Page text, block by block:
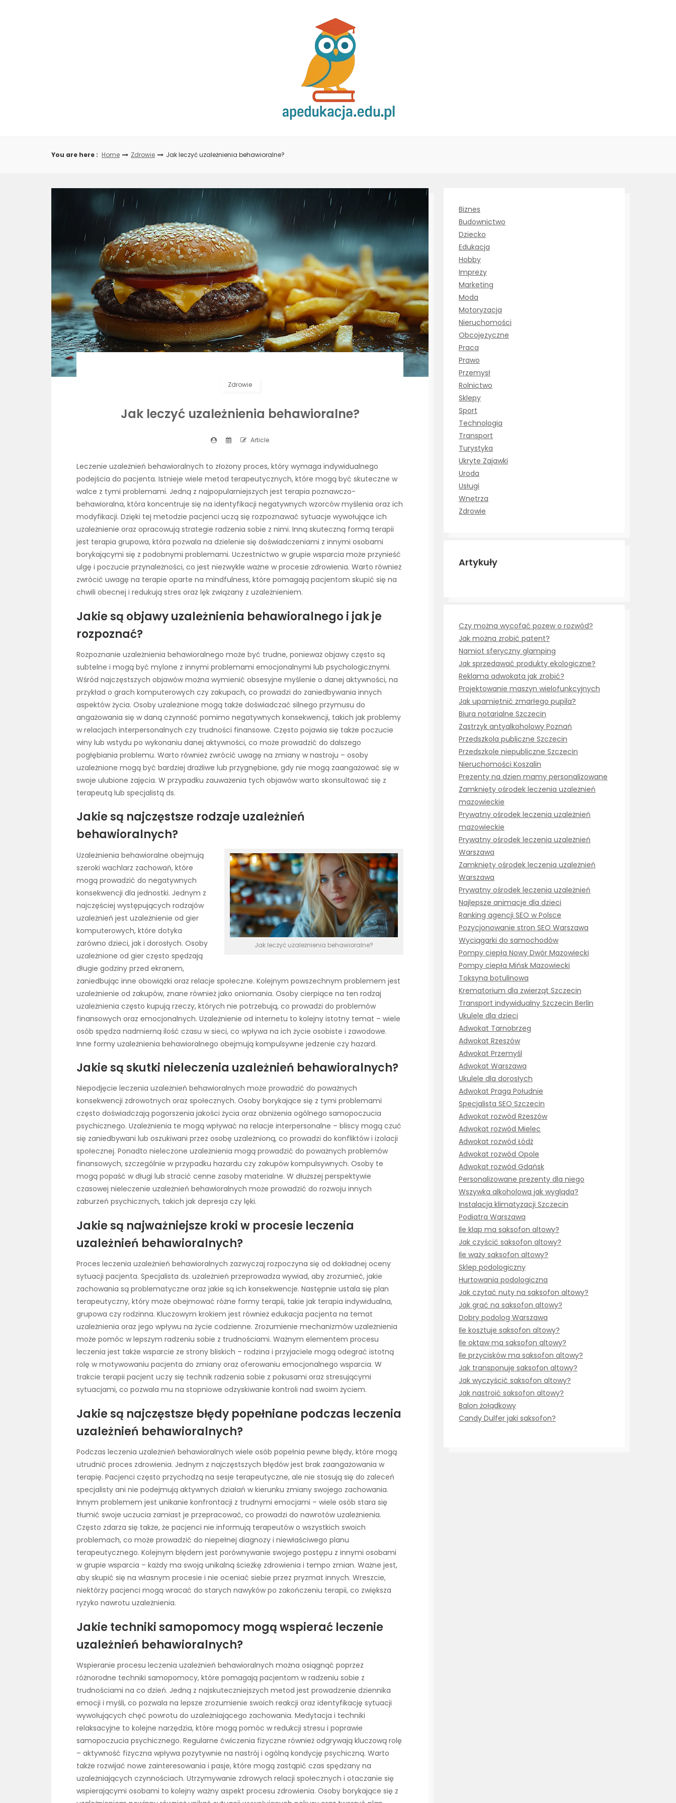
You are here : Home Zdrowie Jak leczyć uzależnienia behawioralne?
Zdrowie
Jak leczyć uzależnienia behawioralne?
Article
Leczenie uzależnień behawioralnych to złożony proces, który wymaga indywidualnego
podejścia do pacjenta. Istnieje wiele metod terapeutycznych, które mogą być skuteczne w
walce z tymi problemami. Jedną z najpopularniejszych jest terapia poznawczo-
behawioralna, która koncentruje się na identyfikacji negatywnych wzorców myślenia oraz ich
modyfikacji. Dzięki tej metodzie pacjenci uczą się rozpoznawać sytuacje wywołujące ich
uzależnienie oraz opracowują strategie radzenia sobie z nimi. Inną skuteczną formą terapii
jest terapia grupowa, która pozwala na dzielenie się doświadczeniami z innymi osobami
borykającymi się z podobnymi problemami. Uczestnictwo w grupie wsparcia może przynieść
ulgę i poczucie przynależności, co jest niezwykle ważne w procesie zdrowienia. Warto również
zwrócić uwagę na terapie oparte na mindfulness, które pomagają pacjentom skupić się na
chwili obecnej i redukują stres oraz lęk związany z uzależnieniem.
Jakie są objawy uzależnienia behawioralnego i jak je
rozpoznać?
Rozpoznanie uzależnienia behawioralnego może być trudne, ponieważ objawy często są
subtelne i mogą być mylone z innymi problemami emocjonalnymi lub psychologicznymi.
Wśród najczęstszych objawów można wymienić obsesyjne myślenie o danej aktywności, na
przykład o grach komputerowych czy zakupach, co prowadzi do zaniedbywania innych
aspektów życia. Osoby uzależnione mogą także doświadczać silnego przymusu do
angażowania się w daną czynność pomimo negatywnych konsekwencji, takich jak problemy
w relacjach interpersonalnych czy trudności finansowe. Często pojawia się także poczucie
winy lub wstydu po wykonaniu danej aktywności, co może prowadzić do dalszego
pogłębiania problemu. Warto również zwrócić uwagę na zmiany w nastroju – osoby
uzależnione mogą być bardziej drażliwe lub przygnębione, gdy nie mogą zaangażować się w
swoje ulubione zajęcia. W przypadku zauważenia tych objawów warto skonsultować się z
terapeutą lub specjalistą ds.
Jakie są najczęstsze rodzaje uzależnień
behawioralnych?
Jak leczyć uzależnienia behawioralne?
Uzależnienia behawioralne obejmują
szeroki wachlarz zachowań, które
mogą prowadzić do negatywnych
konsekwencji dla jednostki. Jednym z
najczęściej występujących rodzajów
uzależnień jest uzależnienie od gier
komputerowych, które dotyka
zarówno dzieci, jak i dorosłych. Osoby
uzależnione od gier często spędzają
długie godziny przed ekranem,
zaniedbując inne obowiązki oraz relacje społeczne. Kolejnym powszechnym problemem jest
uzależnienie od zakupów, znane również jako oniomania. Osoby cierpiące na ten rodzaj
uzależnienia często kupują rzeczy, których nie potrzebują, co prowadzi do problemów
finansowych oraz emocjonalnych. Uzależnienie od internetu to kolejny istotny temat – wiele
osób spędza nadmierną ilość czasu w sieci, co wpływa na ich życie osobiste i zawodowe.
Inne formy uzależnienia behawioralnego obejmują kompulsywne jedzenie czy hazard.
Jakie są skutki nieleczenia uzależnień behawioralnych?
Niepodjęcie leczenia uzależnień behawioralnych może prowadzić do poważnych
konsekwencji zdrowotnych oraz społecznych. Osoby borykające się z tymi problemami
często doświadczają pogorszenia jakości życia oraz obniżenia ogólnego samopoczucia
psychicznego. Uzależnienia te mogą wpływać na relacje interpersonalne – bliscy mogą czuć
się zaniedbywani lub oszukiwani przez osobę uzależnioną, co prowadzi do konfliktów i izolacji
społecznej. Ponadto nieleczone uzależnienia mogą prowadzić do poważnych problemów
finansowych, szczególnie w przypadku hazardu czy zakupów kompulsywnych. Osoby te
mogą popaść w długi lub stracić cenne zasoby materialne. W dłuższej perspektywie
czasowej nieleczenie uzależnień behawioralnych może prowadzić do rozwoju innych
zaburzeń psychicznych, takich jak depresja czy lęki.
Jakie są najważniejsze kroki w procesie leczenia
uzależnień behawioralnych?
Proces leczenia uzależnień behawioralnych zazwyczaj rozpoczyna się od dokładnej oceny
sytuacji pacjenta. Specjalista ds. uzależnień przeprowadza wywiad, aby zrozumieć, jakie
zachowania są problematyczne oraz jakie są ich konsekwencje. Następnie ustala się plan
terapeutyczny, który może obejmować różne formy terapii, takie jak terapia indywidualna,
grupowa czy rodzinna. Kluczowym krokiem jest również edukacja pacjenta na temat
uzależnienia oraz jego wpływu na życie codzienne. Zrozumienie mechanizmów uzależnienia
może pomóc w lepszym radzeniu sobie z trudnościami. Ważnym elementem procesu
leczenia jest także wsparcie ze strony bliskich – rodzina i przyjaciele mogą odegrać istotną
rolę w motywowaniu pacjenta do zmiany oraz oferowaniu emocjonalnego wsparcia. W
trakcie terapii pacjent uczy się technik radzenia sobie z pokusami oraz stresującymi
sytuacjami, co pozwala mu na stopniowe odzyskiwanie kontroli nad swoim życiem.
Jakie są najczęstsze błędy popełniane podczas leczenia
uzależnień behawioralnych?
Podczas leczenia uzależnień behawioralnych wiele osób popełnia pewne błędy, które mogą
utrudnić proces zdrowienia. Jednym z najczęstszych błędów jest brak zaangażowania w
terapię. Pacjenci często przychodzą na sesje terapeutyczne, ale nie stosują się do zaleceń
specjalisty ani nie podejmują aktywnych działań w kierunku zmiany swojego zachowania.
Innym problemem jest unikanie konfrontacji z trudnymi emocjami – wiele osób stara się
tłumić swoje uczucia zamiast je przepracować, co prowadzi do nawrotów uzależnienia.
Często zdarza się także, że pacjenci nie informują terapeutów o wszystkich swoich
problemach, co może prowadzić do niepełnej diagnozy i niewłaściwego planu
terapeutycznego. Kolejnym błędem jest porównywanie swojego postępu z innymi osobami
w grupie wsparcia – każdy ma swoją unikalną ścieżkę zdrowienia i tempo zmian. Ważne jest,
aby skupić się na własnym procesie i nie oceniać siebie przez pryzmat innych. Wreszcie,
niektórzy pacjenci mogą wracać do starych nawyków po zakończeniu terapii, co zwiększa
ryzyko nawrotu uzależnienia.
Jakie techniki samopomocy mogą wspierać leczenie
uzależnień behawioralnych?
Wspieranie procesu leczenia uzależnień behawioralnych można osiągnąć poprzez
różnorodne techniki samopomocy, które pomagają pacjentom w radzeniu sobie z
trudnościami na co dzień. Jedną z najskuteczniejszych metod jest prowadzenie dziennika
emocji i myśli, co pozwala na lepsze zrozumienie swoich reakcji oraz identyfikację sytuacji
wywołujących chęć powrotu do uzależniającego zachowania. Medytacja i techniki
relaksacyjne to kolejne narzędzia, które mogą pomóc w redukcji stresu i poprawie
samopoczucia psychicznego. Regularne ćwiczenia fizyczne również odgrywają kluczową rolę
– aktywność fizyczna wpływa pozytywnie na nastrój i ogólną kondycję psychiczną. Warto
także rozwijać nowe zainteresowania i pasje, które mogą zastąpić czas spędzany na
uzależniających czynnościach. Utrzymywanie zdrowych relacji społecznych i otaczanie się
wspierającymi osobami to kolejny ważny aspekt procesu zdrowienia. Osoby borykające się z
Biznes
Budownictwo
Dziecko
Edukacja
Hobby
Imprezy
Marketing
Moda
Motoryzacja
Nieruchomości
Obcojęzyczne
Praca
Prawo
Przemysł
Rolnictwo
Sklepy
Sport
Technologia
Transport
Turystyka
Ukryte Zajawki
Uroda
Usługi
Wnętrza
Zdrowie
Artykuły
Czy można wycofać pozew o rozwód?
Jak można zrobić patent?
Namiot sferyczny glamping
Jak sprzedawać produkty ekologiczne?
Reklama adwokata jak zrobić?
Projektowanie maszyn wielofunkcyjnych
Jak upamiętnić zmarłego pupila?
Biura notarialne Szczecin
Zastrzyk antyalkoholowy Poznań
Przedszkola publiczne Szczecin
Przedszkole niepubliczne Szczecin
Nieruchomości Koszalin
Prezenty na dzien mamy personalizowane
Zamknięty ośrodek leczenia uzależnień
mazowieckie
Prywatny ośrodek leczenia uzależnień
mazowieckie
Prywatny ośrodek leczenia uzależnień
Warszawa
Zamknięty ośrodek leczenia uzależnień
Warszawa
Prywatny ośrodek leczenia uzależnień
Najlepsze animacje dla dzieci
Ranking agencji SEO w Polsce
Pozycjonowanie stron SEO Warszawa
Wyciągarki do samochodów
Pompy ciepła Nowy Dwór Mazowiecki
Pompy ciepła Mińsk Mazowiecki
Toksyna botulinowa
Krematorium dla zwierząt Szczecin
Transport indywidualny Szczecin Berlin
Ukulele dla dzieci
Adwokat Tarnobrzeg
Adwokat Rzeszów
Adwokat Przemyśl
Adwokat Warszawa
Ukulele dla dorosłych
Adwokat Praga Południe
Specjalista SEO Szczecin
Adwokat rozwód Rzeszów
Adwokat rozwód Mielec
Adwokat rozwód Łódź
Adwokat rozwód Opole
Adwokat rozwód Gdańsk
Personalizowane prezenty dla niego
Wszywka alkoholowa jak wygląda?
Instalacja klimatyzacji Szczecin
Podiatra Warszawa
Ile klap ma saksofon altowy?
Jak czyścić saksofon altowy?
Ile waży saksofon altowy?
Sklep podologiczny
Hurtowania podologiczna
Jak czytać nuty na saksofon altowy?
Jak grać na saksofon altowy?
Dobry podolog Warszawa
Ile kosztuje saksofon altowy?
Ile oktaw ma saksofon altowy?
Ile przycisków ma saksofon altowy?
Jak transponuje saksofon altowy?
Jak wyczyścić saksofon altowy?
Jak nastroić saksofon altowy?
Balon żołądkowy
Candy Dulfer jaki saksofon?